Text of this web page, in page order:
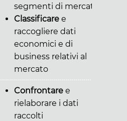
segmenti di mercato
Classificare e
raccogliere dati
economici e di
business relativi al
mercato
Confrontare e
rielaborare i dati
raccolti